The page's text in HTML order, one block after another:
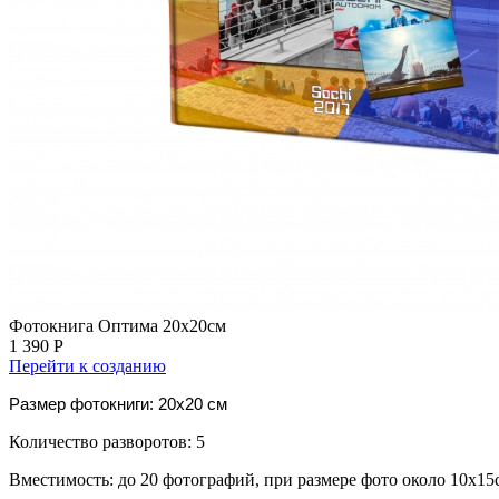
Фотокнига Оптима 20х20см
1 390 Р
Перейти к созданию
Размер фотокниги: 20x20 см
Количество разворотов: 5
Вместимость: до 20 фотографий, при размере фото около